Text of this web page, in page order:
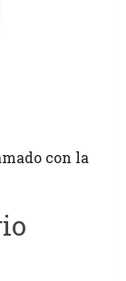
con la